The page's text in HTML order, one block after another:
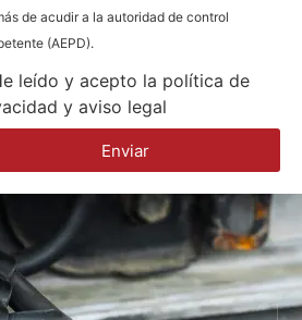
de acudir a la autoridad de control
(AEPD).
leído y acepto la política de
y aviso legal
Enviar